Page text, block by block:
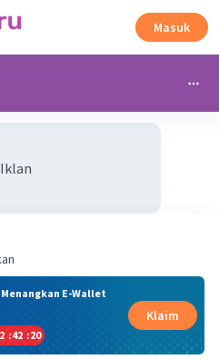
Masuk
Iklan
E-Wallet
:42 :20
Klaim